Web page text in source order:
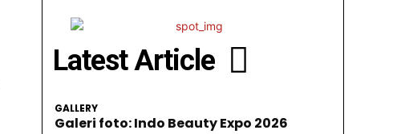
Latest Article
GALLERY
Galeri foto: Indo Beauty Expo 2026